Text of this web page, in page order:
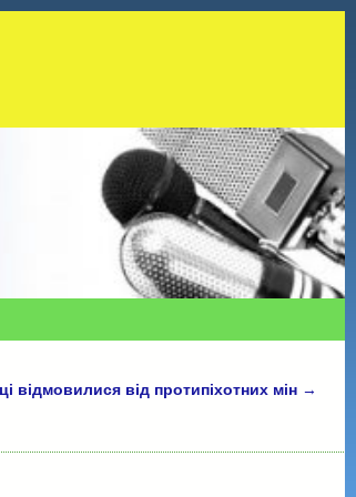
відмовилися від протипіхотних мін →